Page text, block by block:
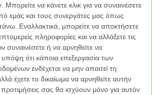
να κάνετε κλικ για να συναινέσετε
εμάς και τους συνεργάτες μας όπως
Εναλλακτικά, μπορείτε να αποκτήσετε
πληροφορίες και να αλλάξετε τις
συναινέσετε ή να αρνηθείτε να
υπόψη ότι κάποια επεξεργασία των
ενδέχεται να μην απαιτεί τη
έχετε το δικαίωμα να αρνηθείτε αυτήν
σας θα ισχύουν μόνο για αυτόν
Πατσαβός
ο Τζέικ Τζίλενχαλ ζουν μια
της ταινίας του Πολ Ντέινο
Λυκούργου